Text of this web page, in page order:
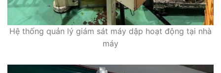
Hệ thống quản lý giám sát máy dập hoạt động tại nhà
máy